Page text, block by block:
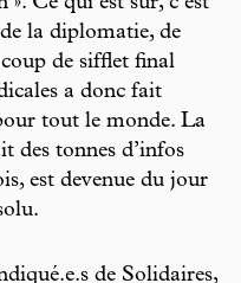
la diplomatie, de
de sifflet final
a donc fait
tout le monde. La
des tonnes d’infos
est devenue du jour
de Solidaires,